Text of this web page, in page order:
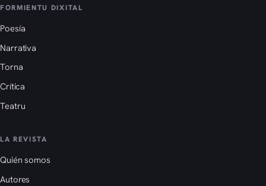
FORMIENTU DIXITAL
Poesía
Narrativa
Torna
Crítica
Teatru
LA REVISTA
Quién somos
Autores